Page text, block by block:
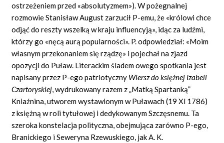
ostrzeżeniem przed «absolutyzmem»). W pożegnalnej
rozmowie Stanisław August zarzucił P-emu, że «królowi chce
odjąć do reszty wszelką w kraju influencyją», idąc za ludźmi,
którzy go «nęcą aurą popularności». P. odpowiedział: «Moim
własnym przekonaniem się rządzę» i pojechał na zjazd
opozycji do Puław. Literackim śladem owego spotkania jest
napisany przez P-ego patriotyczny Wiersz do księżnej Izabeli
Czartoryskiej,wydrukowany razem z „Matką Spartanką”
Kniaźnina, utworem wystawionym w Puławach (19 Xl 1786)
z księżną w roli tytułowej i dedykowanym Szczęsnemu. Ta
szeroka konstelacja polityczna, obejmująca zarówno P-ego,
Branickiego i Seweryna Rzewuskiego, jak A. K.